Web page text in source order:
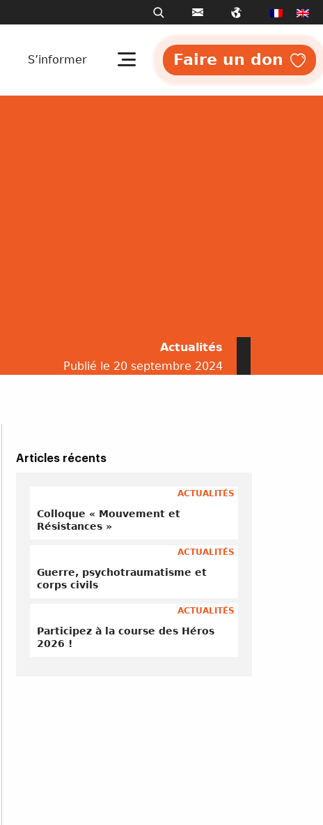
S’informer Faire un don
Actualités
Publié le 20 septembre 2024
Articles récents
ACTUALITÉS
Colloque « Mouvement et
Résistances »
ACTUALITÉS
Guerre, psychotraumatisme et
corps civils
ACTUALITÉS
Participez à la course des Héros
2026 !